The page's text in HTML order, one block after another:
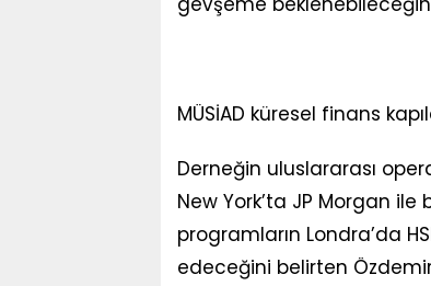
MÜSİAD küresel finans
Derneğin uluslararası
New York’ta JP Morgan ile
programların Londra’da
edeceğini belirten